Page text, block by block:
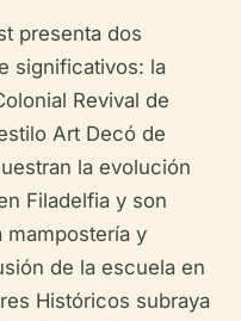
presenta dos
significativos: la
Revival de
Art Decó de
la evolución
Filadelfia y son
y
de la escuela en
Históricos subraya